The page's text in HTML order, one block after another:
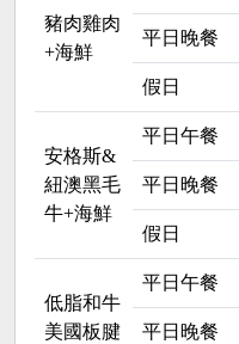
豬肉雞肉
+海鮮
平日晚餐
假日
安格斯&
紐澳黑毛
牛+海鮮
平日午餐
平日晚餐
假日
低脂和牛
美國板腱
平日午餐
平日晚餐